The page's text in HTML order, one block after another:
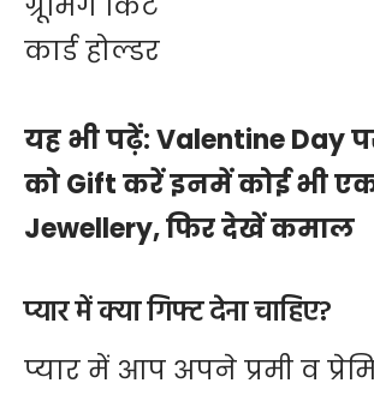
कार्ड होल्डर
यह भी पढ़ें:Valentine Day
को Gift करें इनमें कोई भी
Jewellery, फिर देखें कमाल
प्यार में क्या गिफ्ट देना चाहिए?
प्यार में आप अपने प्रमी व